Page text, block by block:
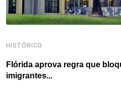
HISTÓRICO
Flórida aprova regra que
imigrantes...